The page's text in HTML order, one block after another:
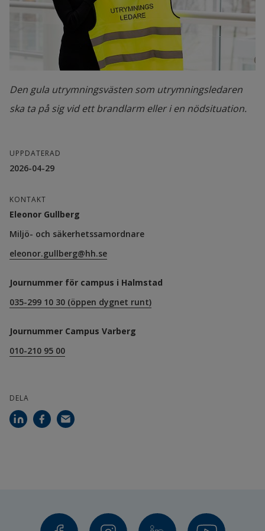
Vänta här på hjälp från räddningstjänsten.
samlar ihop alla utrymningskort och ger
dessa till räddningstjänsten.
Se till att räddningstjänsten kan komma fram
med sina fordon.
Se till att alla stannar kvar vid
återsamlingsplatsen utomhus tills
instruktioner till dig som blir utrymningsledare.
Den gula utrymningsvästen som utrym­ningsledaren
ska ta på sig vid ett brandlarm eller i en nödsituation.
UPPDATERAD
2026-04-29
KONTAKT
Eleonor Gullberg
Miljö- och säkerhetssamordnare
eleonor.gullberg@hh.se
Journummer för campus i Halmstad
035-299 10 30 (öppen dygnet runt)
Journummer Campus Varberg
010-210 95 00
DELA